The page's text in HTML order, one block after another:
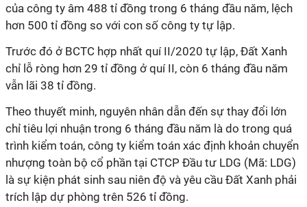
của công ty âm 488 tỉ đồng trong 6 tháng đầu năm, lệch
hơn 500 tỉ đồng so với con số công ty tự lập.
Trước đó ở BCTC hợp nhất quí II/2020 tự lập, Đất Xanh
chỉ lỗ ròng hơn 29 tỉ đồng ở quí II, còn 6 tháng đầu năm
vẫn lãi 38 tỉ đồng.
Theo thuyết minh, nguyên nhân dẫn đến sự thay đổi lớn
chỉ tiêu lợi nhuận trong 6 tháng đầu năm là do trong quá
trình kiểm toán, công ty kiểm toán xác định khoản chuyển
nhượng toàn bộ cổ phần tại CTCP Đầu tư LDG (Mã: LDG)
là sự kiện phát sinh sau niên độ và yêu cầu Đất Xanh phải
trích lập dự phòng trên 526 tỉ đồng.